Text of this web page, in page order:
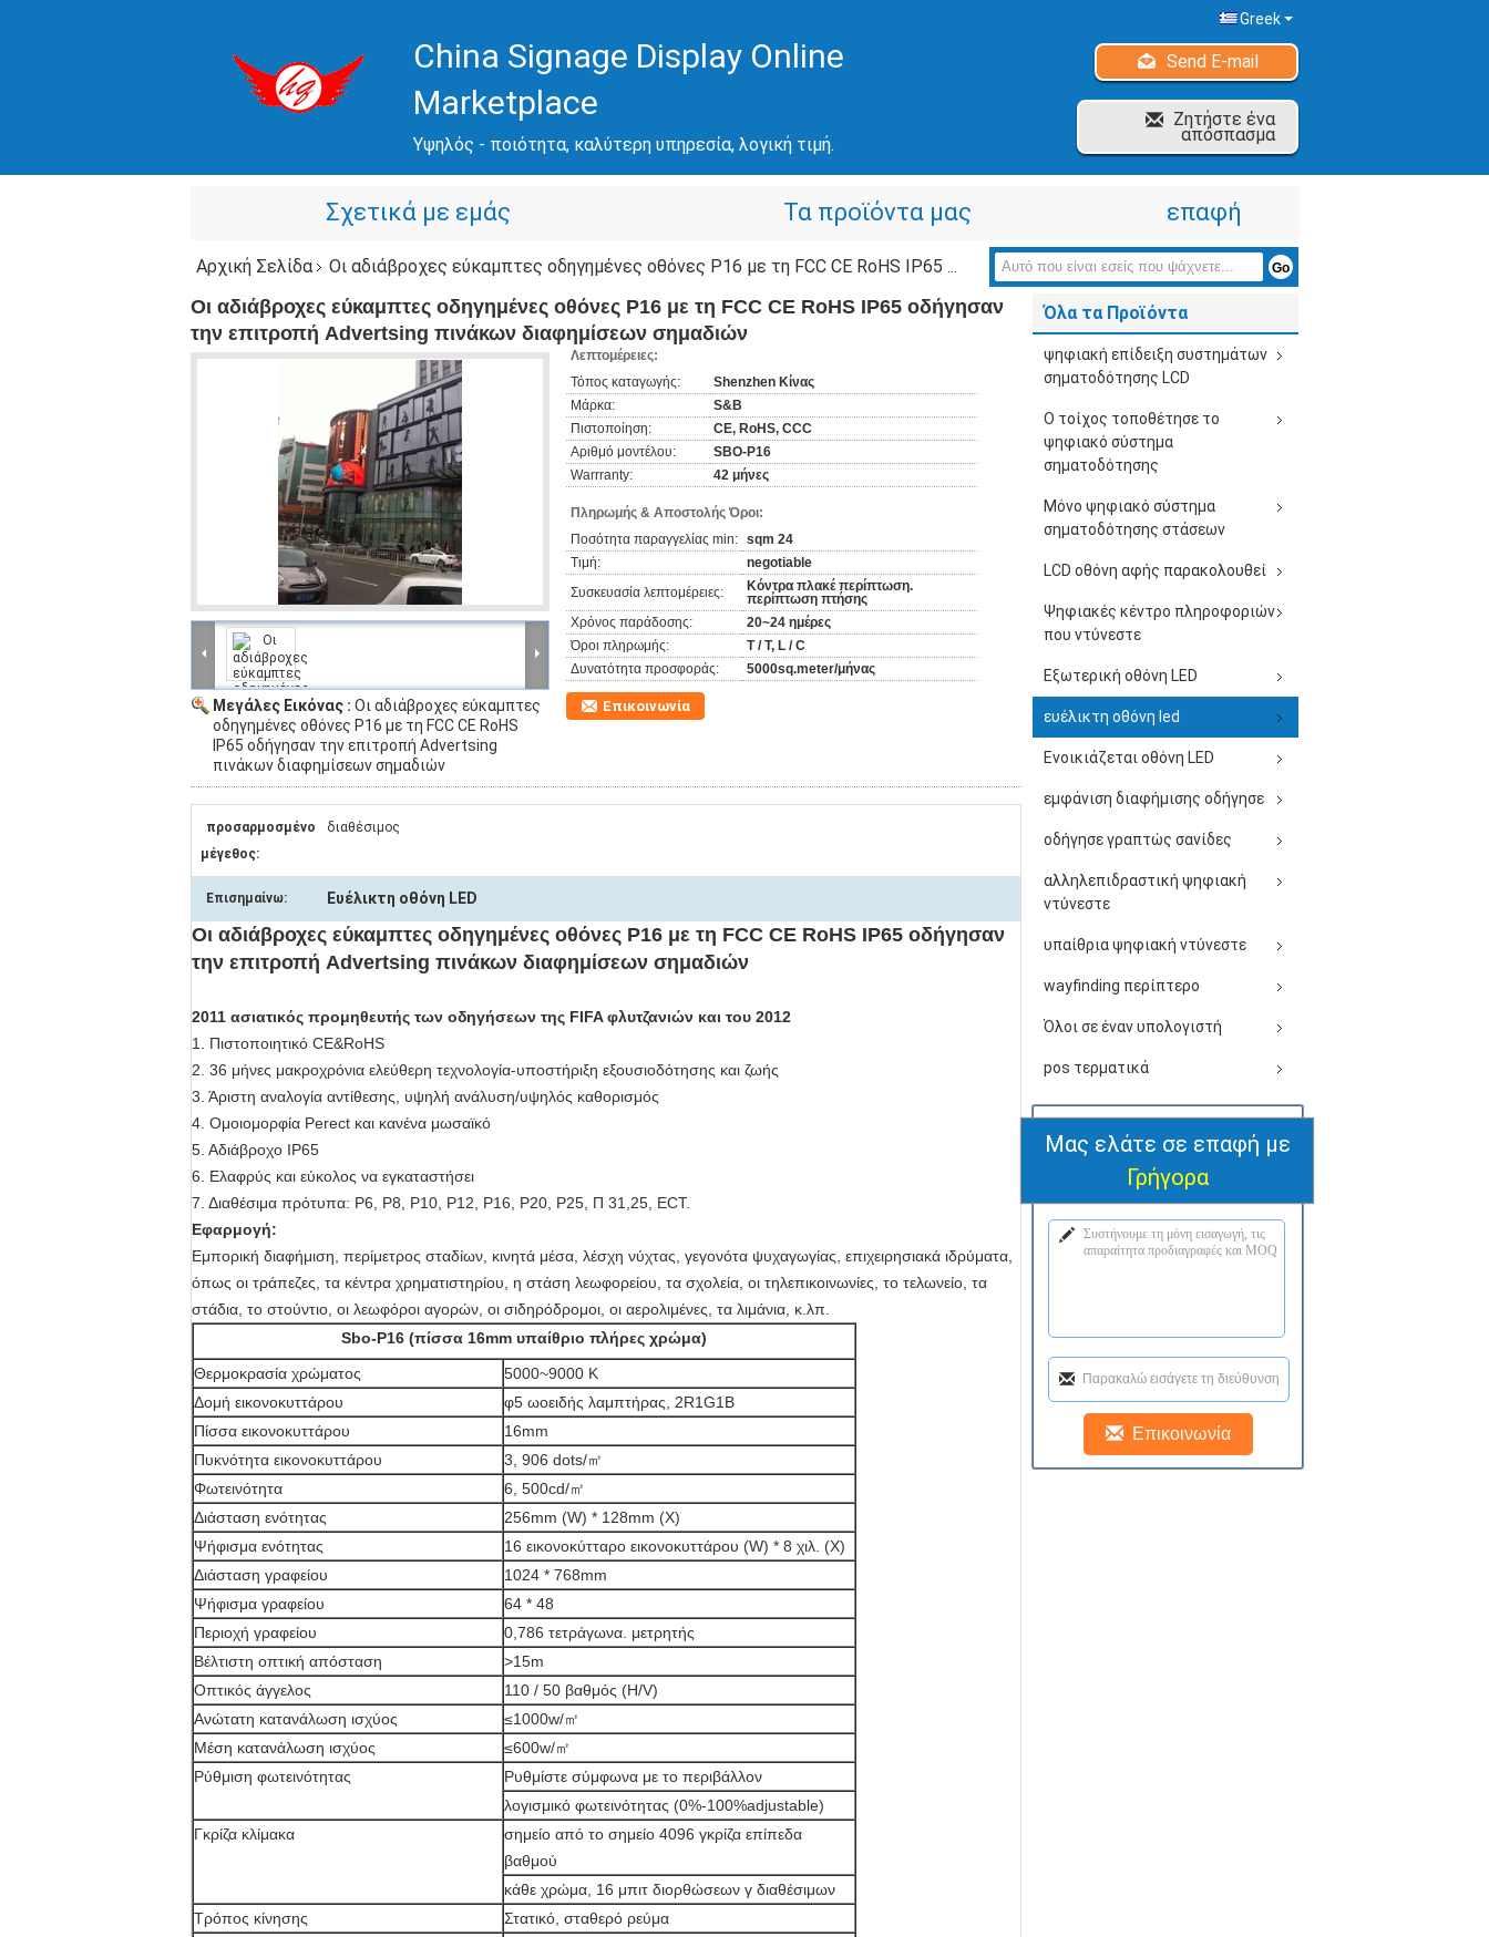
China Signage Display Online
Marketplace
Υψηλός - ποιότητα, καλύτερη υπηρεσία, λογική τιμή.
Greek
Send E-mail
Ζητήστε ένα
απόσπασμα
Σχετικά με εμάς Τα προϊόντα μας επαφή
Αρχική Σελίδα Οι αδιάβροχες εύκαμπτες οδηγημένες οθόνες P16 με τη FCC CE RoHS IP65 οδήγησαν την επιτροπή Advertsing πινάκων διαφημίσεων σημαδιών
Οι αδιάβροχες εύκαμπτες οδηγημένες οθόνες P16 με τη FCC CE RoHS IP65 οδήγησαν
την επιτροπή Advertsing πινάκων διαφημίσεων σημαδιών
Μεγάλες Εικόνας : Οι αδιάβροχες εύκαμπτες
οδηγημένες οθόνες P16 με τη FCC CE RoHS
IP65 οδήγησαν την επιτροπή Advertsing
πινάκων διαφημίσεων σημαδιών
Λεπτομέρειες:
Τόπος καταγωγής:
Shenzhen Κίνας
Μάρκα:
S&B
Πιστοποίηση:
CE, RoHS, CCC
Αριθμό μοντέλου:
SBO-P16
Warrranty:
42 μήνες
Πληρωμής & Αποστολής Όροι:
Ποσότητα παραγγελίας min: sqm 24
Τιμή:
negotiable
Συσκευασία λεπτομέρειες:
Κόντρα πλακέ περίπτωση.
περίπτωση πτήσης
Χρόνος παράδοσης:
20~24 ημέρες
Όροι πληρωμής:
T / T, L / C
Δυνατότητα προσφοράς:
5000sq.meter/μήνας
Επικοινωνία
προσαρμοσμένο
μέγεθος:
διαθέσιμος
Επισημαίνω: Ευέλικτη οθόνη LED
Οι αδιάβροχες εύκαμπτες οδηγημένες οθόνες P16 με τη FCC CE RoHS IP65 οδήγησαν
την επιτροπή Advertsing πινάκων διαφημίσεων σημαδιών
2011 ασιατικός προμηθευτής των οδηγήσεων της FIFA φλυτζανιών και του 2012
1. Πιστοποιητικό CE&RoHS
2. 36 μήνες μακροχρόνια ελεύθερη τεχνολογία-υποστήριξη εξουσιοδότησης και ζωής
3. Άριστη αναλογία αντίθεσης, υψηλή ανάλυση/υψηλός καθορισμός
4. Ομοιομορφία Perect και κανένα μωσαϊκό
5. Αδιάβροχο IP65
6. Ελαφρύς και εύκολος να εγκαταστήσει
7. Διαθέσιμα πρότυπα: P6, P8, P10, P12, P16, P20, P25, Π 31,25, ECT.
Εφαρμογή:
Εμπορική διαφήμιση, περίμετρος σταδίων, κινητά μέσα, λέσχη νύχτας, γεγονότα ψυχαγωγίας, επιχειρησιακά ιδρύματα,
όπως οι τράπεζες, τα κέντρα χρηματιστηρίου, η στάση λεωφορείου, τα σχολεία, οι τηλεπικοινωνίες, το τελωνείο, τα
στάδια, το στούντιο, οι λεωφόροι αγορών, οι σιδηρόδρομοι, οι αερολιμένες, τα λιμάνια, κ.λπ.
Sbo-P16 (πίσσα 16mm υπαίθριο πλήρες χρώμα)
Θερμοκρασία χρώματος
5000~9000 Κ
Δομή εικονοκυττάρου
φ5 ωοειδής λαμπτήρας, 2R1G1B
Πίσσα εικονοκυττάρου
16mm
Πυκνότητα εικονοκυττάρου
3, 906 dots/㎡
Φωτεινότητα
6, 500cd/㎡
Διάσταση ενότητας
256mm (W) * 128mm (Χ)
Ψήφισμα ενότητας
16 εικονοκύτταρο εικονοκυττάρου (W) * 8 χιλ. (Χ)
Διάσταση γραφείου
1024 * 768mm
Ψήφισμα γραφείου
64 * 48
Περιοχή γραφείου
0,786 τετράγωνα. μετρητής
Βέλτιστη οπτική απόσταση
>15m
Οπτικός άγγελος
110 / 50 βαθμός (H/V)
Ανώτατη κατανάλωση ισχύος
≤1000w/㎡
Μέση κατανάλωση ισχύος
≤600w/㎡
Ρύθμιση φωτεινότητας
Ρυθμίστε σύμφωνα με το περιβάλλον
λογισμικό φωτεινότητας (0%-100%adjustable)
Γκρίζα κλίμακα
σημείο από το σημείο 4096 γκρίζα επίπεδα
βαθμού
κάθε χρώμα, 16 μπιτ διορθώσεων γ διαθέσιμων
Τρόπος κίνησης
Στατικό, σταθερό ρεύμα
Όλα τα Προϊόντα
ψηφιακή επίδειξη συστημάτων
σηματοδότησης LCD
Ο τοίχος τοποθέτησε το
ψηφιακό σύστημα
σηματοδότησης
Μόνο ψηφιακό σύστημα
σηματοδότησης στάσεων
LCD οθόνη αφής παρακολουθεί
Ψηφιακές κέντρο πληροφοριών
που ντύνεστε
Εξωτερική οθόνη LED
ευέλικτη οθόνη led
Ενοικιάζεται οθόνη LED
εμφάνιση διαφήμισης οδήγησε
οδήγησε γραπτώς σανίδες
αλληλεπιδραστική ψηφιακή
ντύνεστε
υπαίθρια ψηφιακή ντύνεστε
wayfinding περίπτερο
Όλοι σε έναν υπολογιστή
pos τερματικά
Μας ελάτε σε επαφή με
Γρήγορα